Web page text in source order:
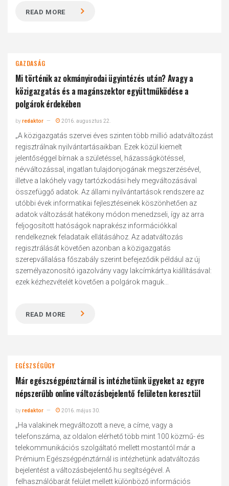
READ MORE
GAZDASÁG
Mi történik az okmányirodai ügyintézés után? Avagy a
közigazgatás és a magánszektor együttműködése a
polgárok érdekében
byredaktor 2016. augusztus 22.
„A közigazgatás szervei éves szinten több millió adatváltozást
regisztrálnak nyilvántartásaikban. Ezek közül kiemelt
jelentőséggel bírnak a születéssel, házasságkötéssel,
névváltozással, ingatlan tulajdonjogának megszerzésével,
illetve a lakóhely vagy tartózkodási hely megváltozásával
összefüggő adatok. Az állami nyilvántartások rendszere az
utóbbi évek informatikai fejlesztéseinek köszönhetően az
adatok változását hatékony módon menedzseli, így az arra
feljogosított hatóságok naprakész információkkal
rendelkeznek feladataik ellátásához. Az adatváltozás
regisztrálását követően azonban a közigazgatás
szerepvállalása főszabály szerint befejeződik például az új
személyazonosító igazolvány vagy lakcímkártya kiállításával:
ezek kézhezvételét követően a polgárok maguk...
READ MORE
EGÉSZSÉGÜGY
Már egészségpénztárnál is intézhetünk ügyeket az egyre
népszerűbb online változásbejelentő felületen keresztül
byredaktor 2016. május 30.
„Ha valakinek megváltozott a neve, a címe, vagy a
telefonszáma, az oldalon elérhető több mint 100 közmű- és
telekommunikációs szolgáltató mellett mostantól már a
Prémium Egészségpénztárnál is intézhetünk adatváltozás
bejelentést a változásbejelentő.hu segítségével. A
felhasználóbarát felület mellett különböző információs